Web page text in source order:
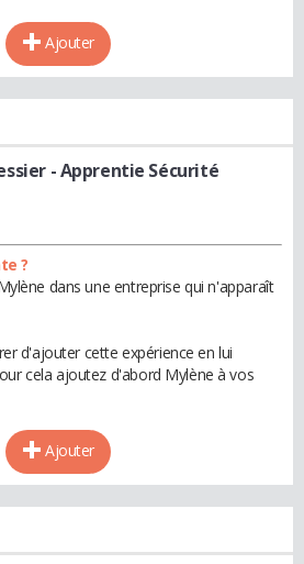
Ajouter
- Apprentie Sécurité
?
dans une entreprise qui n'apparaît
d'ajouter cette expérience en lui
cela ajoutez d'abord Mylène à vos
Ajouter